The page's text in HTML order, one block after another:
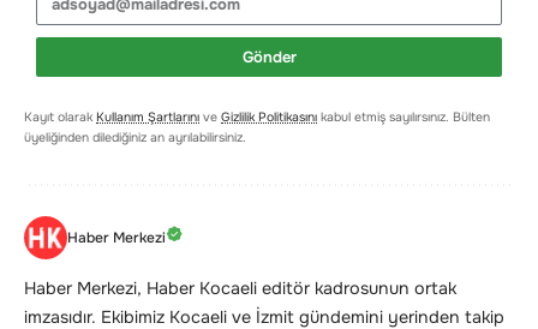
Gönder
Kayıt olarak Kullanım Şartlarını ve Gizlilik Politikasını kabul etmiş sayılırsınız. Bülten
üyeliğinden dilediğiniz an ayrılabilirsiniz.
Haber Merkezi
Haber Merkezi, Haber Kocaeli editör kadrosunun ortak
imzasıdır. Ekibimiz Kocaeli ve İzmit gündemini yerinden takip